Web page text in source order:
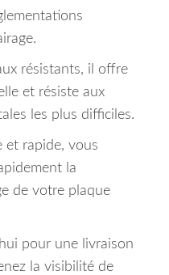
résistants, il offre
et résiste aux
les plus difficiles.
et rapide, vous
la
de votre plaque
pour une livraison
la visibilité de